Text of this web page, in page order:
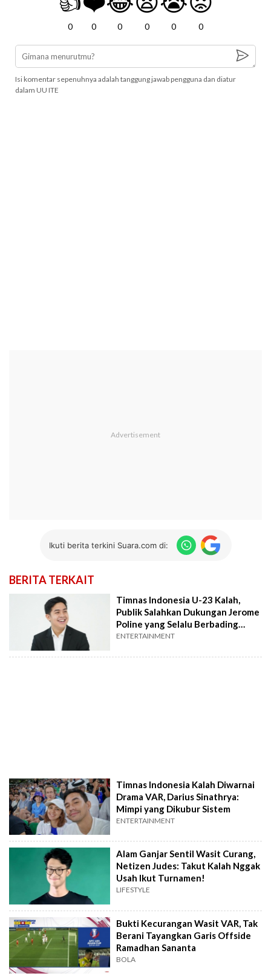
0 0 0 0 0 0
Isi komentar sepenuhnya adalah tanggung jawab pengguna dan diatur
dalam UU ITE
Ikuti berita terkini Suara.com di:
BERITA TERKAIT
Timnas Indonesia U-23 Kalah,
Publik Salahkan Dukungan Jerome
Poline yang Selalu Berbading
Terbalik
ENTERTAINMENT
Timnas Indonesia Kalah Diwarnai
Drama VAR, Darius Sinathrya:
Mimpi yang Dikubur Sistem
ENTERTAINMENT
Alam Ganjar Sentil Wasit Curang,
Netizen Judes: Takut Kalah Nggak
Usah Ikut Turnamen!
LIFESTYLE
Bukti Kecurangan Wasit VAR, Tak
Berani Tayangkan Garis Offside
Ramadhan Sananta
BOLA